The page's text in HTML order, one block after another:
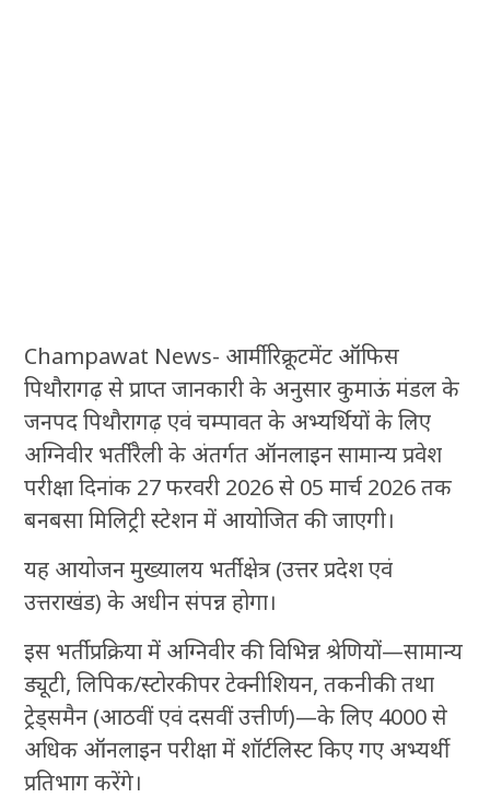
Champawat News- आर्मी रिक्रूटमेंट ऑफिस
पिथौरागढ़ से प्राप्त जानकारी के अनुसार कुमाऊं मंडल के
जनपद पिथौरागढ़ एवं चम्पावत के अभ्यर्थियों के लिए
अग्निवीर भर्ती रैली के अंतर्गत ऑनलाइन सामान्य प्रवेश
परीक्षा दिनांक 27 फरवरी 2026 से 05 मार्च 2026 तक
बनबसा मिलिट्री स्टेशन में आयोजित की जाएगी।
यह आयोजन मुख्यालय भर्ती क्षेत्र (उत्तर प्रदेश एवं
उत्तराखंड) के अधीन संपन्न होगा।
इस भर्ती प्रक्रिया में अग्निवीर की विभिन्न श्रेणियों—सामान्य
ड्यूटी, लिपिक/स्टोरकीपर टेक्नीशियन, तकनीकी तथा
ट्रेड्समैन (आठवीं एवं दसवीं उत्तीर्ण)—के लिए 4000 से
अधिक ऑनलाइन परीक्षा में शॉर्टलिस्ट किए गए अभ्यर्थी
प्रतिभाग करेंगे।